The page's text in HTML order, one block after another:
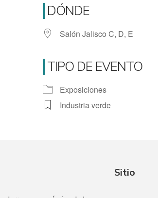
Office 365
DÓNDE
Salón Jalisco C, D, E
TIPO DE EVENTO
Exposiciones
Industria verde
Sitio